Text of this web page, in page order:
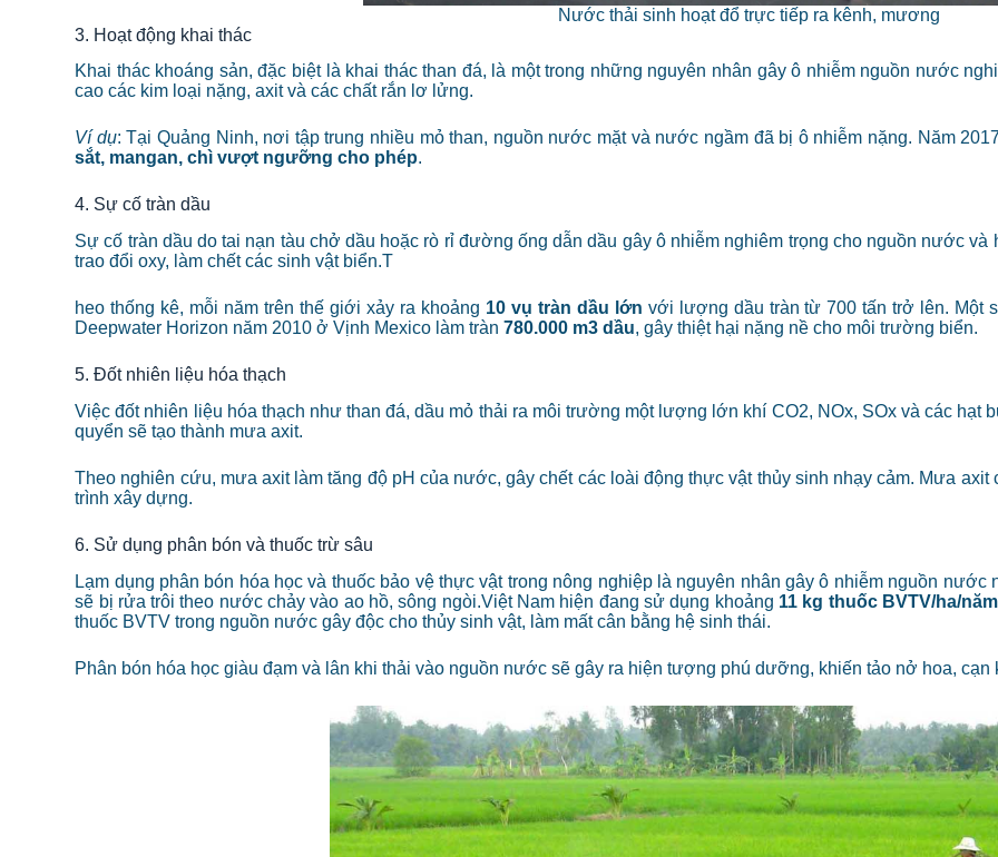
Nước thải sinh hoạt đổ trực tiếp ra kênh, mương
3. Hoạt động khai thác
Khai thác khoáng sản, đặc biệt là khai thác than đá, là một trong những nguyên nhân gây ô nhiễm nguồn nước
cao các kim loại nặng, axit và các chất rắn lơ lửng.
Ví dụ: Tại Quảng Ninh, nơi tập trung nhiều mỏ than, nguồn nước mặt và nước ngầm đã bị ô nhiễm nặng. Năm
sắt, mangan, chì vượt ngưỡng cho phép.
4. Sự cố tràn dầu
Sự cố tràn dầu do tai nạn tàu chở dầu hoặc rò rỉ đường ống dẫn dầu gây ô nhiễm nghiêm trọng cho nguồn nước
trao đổi oxy, làm chết các sinh vật biển.T
heo thống kê, mỗi năm trên thế giới xảy ra khoảng 10 vụ tràn dầu lớn với lượng dầu tràn từ 700 tấn trở lên. Một
Deepwater Horizon năm 2010 ở Vịnh Mexico làm tràn780.000 m3 dầu, gây thiệt hại nặng nề cho môi trường biển.
5. Đốt nhiên liệu hóa thạch
Việc đốt nhiên liệu hóa thạch như than đá, dầu mỏ thải ra môi trường một lượng lớn khí CO2, NOx, SOx và các
quyển sẽ tạo thành mưa axit.
Theo nghiên cứu, mưa axit làm tăng độ pH của nước, gây chết các loài động thực vật thủy sinh nhạy cảm. Mưa
trình xây dựng.
6. Sử dụng phân bón và thuốc trừ sâu
Lạm dụng phân bón hóa học và thuốc bảo vệ thực vật trong nông nghiệp là nguyên nhân gây ô nhiễm nguồn
sẽ bị rửa trôi theo nước chảy vào ao hồ, sông ngòi.Việt Nam hiện đang sử dụng khoảng 11 kg thuốc BVTV/ha/năm
thuốc BVTV trong nguồn nước gây độc cho thủy sinh vật, làm mất cân bằng hệ sinh thái.
Phân bón hóa học giàu đạm và lân khi thải vào nguồn nước sẽ gây ra hiện tượng phú dưỡng, khiến tảo nở hoa, cạn